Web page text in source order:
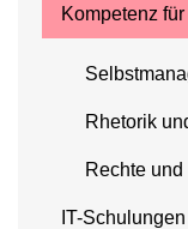
Kompetenz
Rhetorik
Rechte
IT-Schulungen